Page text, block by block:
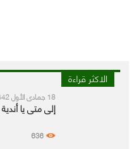
الاكثر قراءة
18 جمادى الأول 1442 هـ - 2 يناير 2021 م
إلى متى يا
636